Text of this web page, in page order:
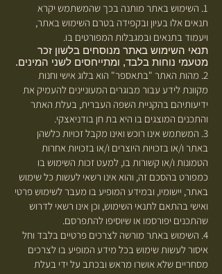
1. השימוש באתר מותנה בכך שהמשתמש יקרא
תנאים אלו בעיון ובקפידה בטרם השימוש באתר,
ויעמוד בתנאים ובמגבלות המפורטים בו.
תנאי השימוש באתר מנוסחים בלשון זכר
מטעמי נוחות בלבד, ומתייחסים לשני המינים.
2. מהות האתר "בתאספר" הוא בלוג אישי וחנות
מקוונת לידע עבור מבוגרים המעוניינים להעמיק את
ידיעותיהם בהקניית השפה העברית, בעלת האתר
והתכנים המוצגים בו היא בת חן בודניאצקי.
3. המשתמש אינו רוכש ואינו מקבל זכויות כלשהן
באתר ו/או בזכויות היוצרים ו/או בזכויות אחרות
הטמונות ו/או קשורות בו, למעט זכות השימוש בו
כמפורט בהסכם זה, והוא אינו רשאי לעשות כל שימוש
באתר, יישומיו, ובמידע המופיע בו מעבר לשימוש פרטי
ואישי בהתאם לתנאי השימוש, וכן אינו רשאי לדרוש
שהתכנים יפורסמו או שיוסיפו להתפרסם.
4. השימוש באתר מורשה לצרכים פרטיים בלבד וחל
איסור לעשות שימוש בכל מידע המופיע בו לצרכים
מסחריים שלא אושרו מראש ובכתב על ידי בעלת